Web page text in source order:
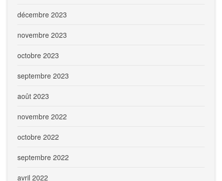
décembre 2023
novembre 2023
octobre 2023
septembre 2023
août 2023
novembre 2022
octobre 2022
septembre 2022
avril 2022